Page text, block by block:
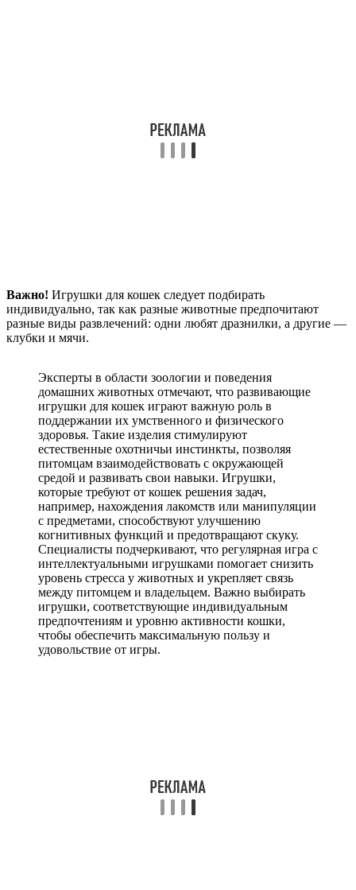
Важно! Игрушки для кошек следует подбирать
индивидуально, так как разные животные предпочитают
разные виды развлечений: одни любят дразнилки, а другие —
клубки и мячи.
Эксперты в области зоологии и поведения
домашних животных отмечают, что развивающие
игрушки для кошек играют важную роль в
поддержании их умственного и физического
здоровья. Такие изделия стимулируют
естественные охотничьи инстинкты, позволяя
питомцам взаимодействовать с окружающей
средой и развивать свои навыки. Игрушки,
которые требуют от кошек решения задач,
например, нахождения лакомств или манипуляции
с предметами, способствуют улучшению
когнитивных функций и предотвращают скуку.
Специалисты подчеркивают, что регулярная игра с
интеллектуальными игрушками помогает снизить
уровень стресса у животных и укрепляет связь
между питомцем и владельцем. Важно выбирать
игрушки, соответствующие индивидуальным
предпочтениям и уровню активности кошки,
чтобы обеспечить максимальную пользу и
удовольствие от игры.